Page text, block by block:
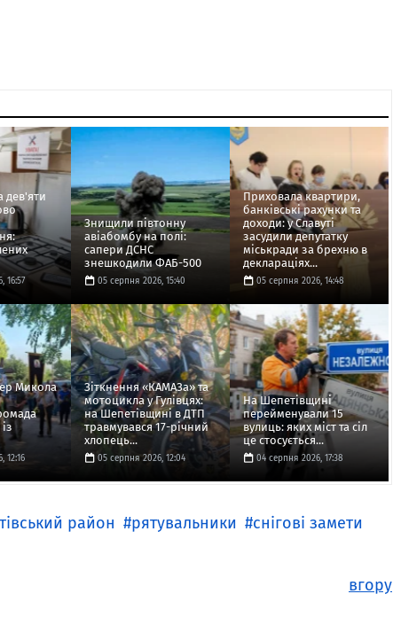
дев'яти
16:57
Знищили півтонну
авіабомбу на полі:
сапери ДСНС
знешкодили ФАБ-500
05 серпня 2026, 15:40
Приховала квартири,
банківські рахунки та
доходи: у Славуті
засудили депутатку
міськради за брехню в
деклараціях...
05 серпня 2026, 14:48
Микола
12:16
Зіткнення «КАМАЗа» та
мотоцикла у Гулівцях:
на Шепетівщині в ДТП
травмувався 17-річний
хлопець...
05 серпня 2026, 12:04
На Шепетівщині
перейменували 15
вулиць: яких міст та сіл
це стосується...
04 серпня 2026, 17:38
район рятувальники
снігові замети
вгору